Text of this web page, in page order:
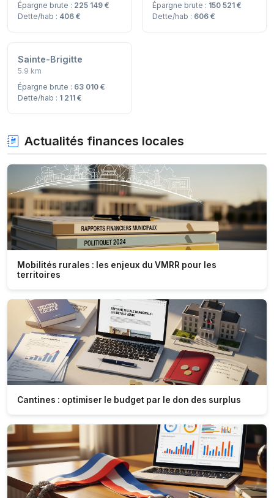
Épargne brute : 225 149 €
Dette/hab : 406 €
Épargne brute : 150 521 €
Dette/hab : 606 €
Sainte-Brigitte
5.9 km
Épargne brute : 63 010 €
Dette/hab : 1 211 €
Actualités finances locales
Mobilités rurales : les enjeux du VMRR pour les
territoires
Cantines : optimiser le budget par le don des surplus